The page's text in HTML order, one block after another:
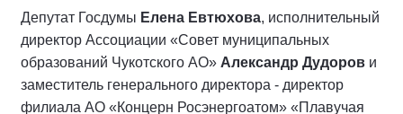
Депутат Госдумы Елена Евтюхова, исполнительный
директор Ассоциации «Совет муниципальных
образований Чукотского АО» Александр Дудоров и
заместитель генерального директора - директор
филиала АО «Концерн Росэнергоатом» «Плавучая